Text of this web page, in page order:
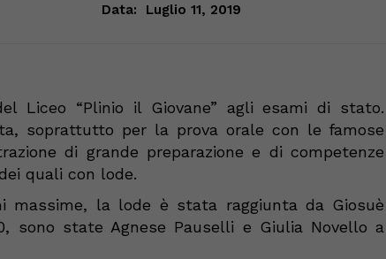
Data: Luglio 11, 2019
Liceo “Plinio il Giovane” agli esami di stato.
soprattutto per la prova orale con le famose
di grande preparazione e di competenze
quali con lode.
massime, la lode è stata raggiunta da Giosuè
sono state Agnese Pauselli e Giulia Novello a